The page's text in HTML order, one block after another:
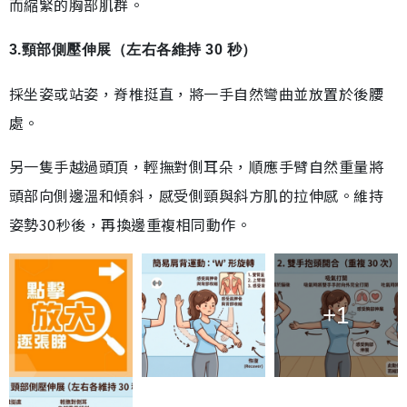
而縮緊的胸部肌群。
3.頸部側壓伸展（左右各維持 30 秒）
採坐姿或站姿，脊椎挺直，將一手自然彎曲並放置於後腰
處。
另一隻手越過頭頂，輕撫對側耳朵，順應手臂自然重量將
頭部向側邊溫和傾斜，感受側頸與斜方肌的拉伸感。維持
姿勢30秒後，再換邊重複相同動作。
+1